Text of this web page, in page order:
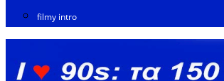
filmy intro